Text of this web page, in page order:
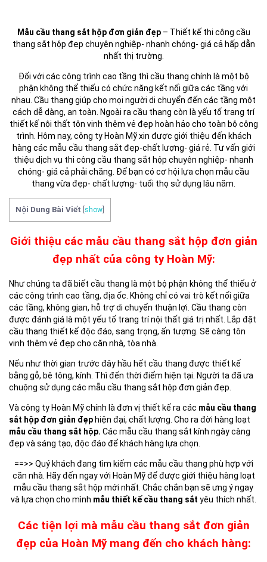
Mẫu cầu thang sắt hộp đơn giản đẹp– Thiết kế thi công cầu
thang sắt hộp đẹp chuyên nghiệp- nhanh chóng- giá cả hấp dẫn
nhất thị trường.
Đối với các công trình cao tầng thì cầu thang chính là một bộ
phận không thể thiếu có chức năng kết nối giữa các tầng với
nhau. Cầu thang giúp cho mọi người di chuyển đến các tầng một
cách dễ dàng, an toàn. Ngoài ra cầu thang còn là yếu tố trang trí
thiết kế nội thất tôn vinh thêm vẻ đẹp hoàn hảo cho toàn bộ công
trình. Hôm nay, công ty Hoàn Mỹ xin được giới thiệu đến khách
hàng các mẫu cầu thang sắt đẹp-chất lượng- giá rẻ. Tư vấn giới
thiệu dịch vụ thi công cầu thang sắt hộp chuyên nghiệp- nhanh
chóng- giá cả phải chăng. Để bạn có cơ hội lựa chọn mẫu cầu
thang vừa đẹp- chất lượng- tuổi thọ sử dụng lâu năm.
Nội Dung Bài Viết show
Giới thiệu các mẫu cầu thang sắt hộp đơn giản
đẹp nhất của công ty Hoàn Mỹ:
Như chúng ta đã biết cầu thang là một bộ phận không thể thiếu ở
các công trình cao tầng, địa ốc. Không chỉ có vai trò kết nối giữa
các tầng, không gian, hỗ trợ di chuyển thuận lợi. Cầu thang còn
được đánh giá là một yếu tố trang trí nội thất giá trị nhất. Lắp đặt
cầu thang thiết kế độc đáo, sang trọng, ấn tượng. Sẽ càng tôn
vinh thêm vẻ đẹp cho căn nhà, tòa nhà.
Nếu như thời gian trước đây hầu hết cầu thang được thiết kế
bằng gỗ, bê tông, kính. Thì đến thời điểm hiện tại. Người ta đã ưa
chuộng sử dụng các mẫu cầu thang sắt hộp đơn giản đẹp.
Và công ty Hoàn Mỹ chính là đơn vị thiết kế ra các mẫu cầu thang
sắt hộp đơn giản đẹp hiện đại, chất lượng. Cho ra đời hàng loạt
mẫu cầu thang sắt hộp. Các mẫu cầu thang sắt kính ngày càng
đẹp và sáng tạo, độc đáo để khách hàng lựa chọn.
==>> Quý khách đang tìm kiếm các mẫu cầu thang phù hợp với
căn nhà. Hãy đến ngay với Hoàn Mỹ để được giới thiệu hàng loạt
mẫu cầu thang sắt hộp mới nhất. Chắc chắn bạn sẽ ưng ý ngay
và lựa chọn cho mình mẫu thiết kế cầu thang sắt yêu thích nhất.
Các tiện lợi mà mẫu cầu thang sắt đơn giản
đẹp của Hoàn Mỹ mang đến cho khách hàng: